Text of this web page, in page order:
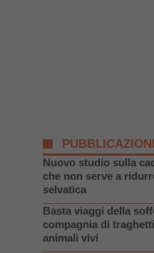
Nuovo studio sulla
che non serve a
selvatica
Basta viaggi della
compagnia di
animali vivi